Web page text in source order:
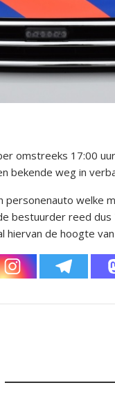
omstreeks 17:00
bekende weg in
personenauto welke
bestuurder reed
hiervan de hoogte